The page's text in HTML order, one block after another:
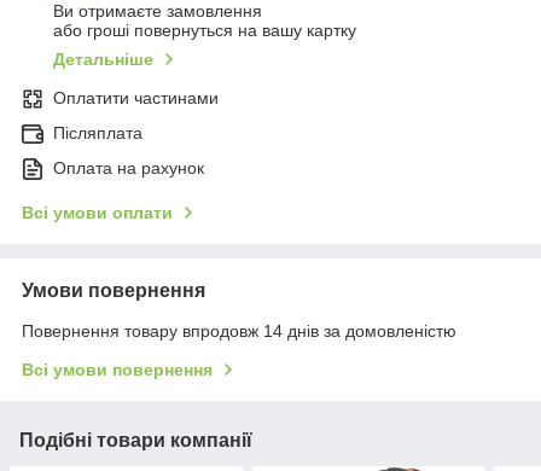
Ви отримаєте замовлення
або гроші повернуться на вашу картку
Детальніше
Оплатити частинами
Післяплата
Оплата на рахунок
Всі умови оплати
Умови повернення
Повернення товару впродовж 14 днів за домовленістю
Всі умови повернення
Подібні товари компанії